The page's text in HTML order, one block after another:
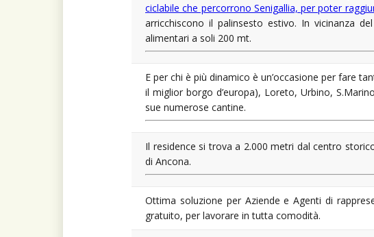
ciclabile che percorrono Senigallia, per poter
arricchiscono il palinsesto estivo. In vicinanza
alimentari a soli 200 mt.
E per chi è più dinamico è un’occasione per fare
il miglior borgo d’europa), Loreto, Urbino,
sue numerose cantine.
Il residence si trova a 2.000 metri dal centro
di Ancona.
Ottima soluzione per Aziende e Agenti di
gratuito, per lavorare in tutta comodità.